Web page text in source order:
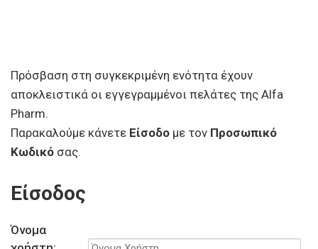
Πρόσβαση στη συγκεκριμένη ενότητα έχουν
αποκλειστικά οι εγγεγραμμένοι πελάτες της Alfa
Pharm.
Παρακαλούμε κάνετε Είσοδο με τον Προσωπικό
Κωδικό σας.
Είσοδος
Όνομα